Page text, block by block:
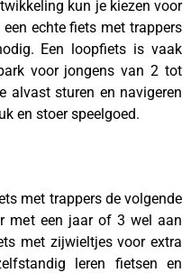
kun je kiezen voor
echte fiets met trappers
Een loopfiets is vaak
voor jongens van 2 tot
alvast sturen en navigeren
en stoer speelgoed.
met trappers de volgende
met een jaar of 3 wel aan
met zijwieltjes voor extra
leren fietsen en